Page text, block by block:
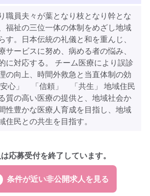
職員夫々が葉となり枝となり幹とな
福祉の三位一体の体制をめざし地域
す。日本伝統の礼儀と和を重んじ、
サービスに努め、病める者の悩み、
に対応する。 チーム医療により誤診
の向上、時間外救急と当直体制の効
安心」 「信頼」 「共生」 地域住民
質の高い医療の提供と、地域社会か
性豊かな医療人育成を目指し、地域
住民との共生を目指す。
応募受付を終了しています。